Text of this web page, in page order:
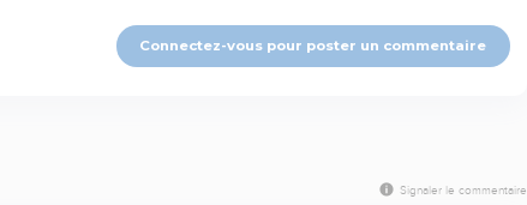
Connectez-vous pour poster un commentaire
Signaler le commentaire